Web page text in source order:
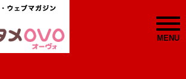
MENU